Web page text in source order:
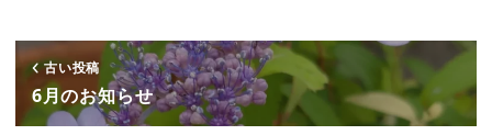
古い投稿
6月のお知らせ